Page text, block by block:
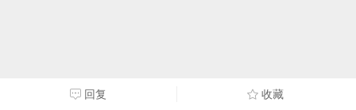
回复 收藏